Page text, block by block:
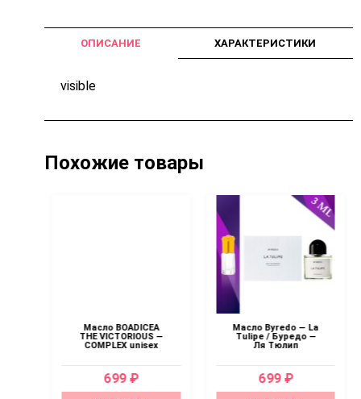
ОПИСАНИЕ ХАРАКТЕРИСТИКИ
visible
Похожие товары
Масло BOADICEA
THE VICTORIOUS —
COMPLEX unisex
699 ₽
Масло Byredo — La
Tulipe / Буредо —
Ля Тюлип
699 ₽